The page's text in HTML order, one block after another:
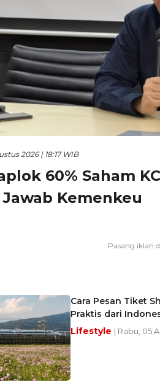
2026 | 18:17 WIB
60% Saham
Kemenkeu
Cara Pesan Tiket
Praktis dari
Lifestyle | Rabu, 05